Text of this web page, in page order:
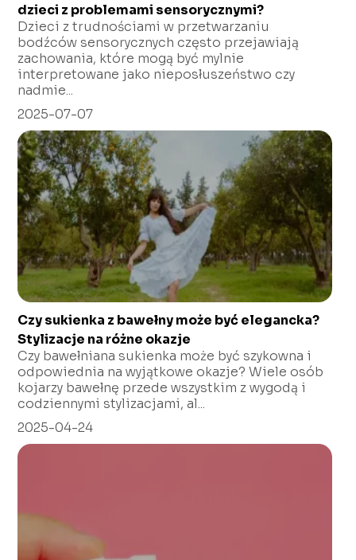
dzieci z problemami sensorycznymi?
Dzieci z trudnościami w przetwarzaniu
bodźców sensorycznych często przejawiają
zachowania, które mogą być mylnie
interpretowane jako nieposłuszeństwo czy
nadmie...
2025-07-07
Czy sukienka z bawełny może być elegancka?
Stylizacje na różne okazje
Czy bawełniana sukienka może być szykowna i
odpowiednia na wyjątkowe okazje? Wiele osób
kojarzy bawełnę przede wszystkim z wygodą i
codziennymi stylizacjami, al...
2025-04-24